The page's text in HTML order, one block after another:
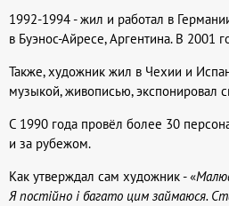
1992-1994 - жил и работал в
в Буэнос-Айресе, Аргентина. В 2001
Также, художник жил в Чехии и
музыкой, живописью, экспонировал
С 1990 года провёл более 30
и за рубежом.
Как утверждал сам художник - «
Я постійно і багато цим займаюся.